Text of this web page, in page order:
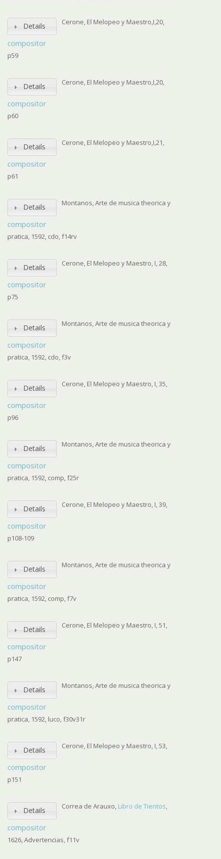
Details
compositor
Cerone, El Melopeo y Maestro,I,20,
p59
Details
compositor
Cerone, El Melopeo y Maestro,I,20,
p60
Details
compositor
Cerone, El Melopeo y Maestro,I,21,
p61
Details
compositor
Montanos, Arte de musica theorica y
pratica, 1592, cdo, f14rv
Details
compositor
Cerone, El Melopeo y Maestro, I, 28,
p75
Details
compositor
Montanos, Arte de musica theorica y
pratica, 1592, cdo, f3v
Details
compositor
Cerone, El Melopeo y Maestro, I, 35,
p96
Details
compositor
Montanos, Arte de musica theorica y
pratica, 1592, comp, f25r
Details
compositor
Cerone, El Melopeo y Maestro, I, 39,
p108-109
Details
compositor
Montanos, Arte de musica theorica y
pratica, 1592, comp, f7v
Details
compositor
Cerone, El Melopeo y Maestro, I, 51,
p147
Details
compositor
Montanos, Arte de musica theorica y
pratica, 1592, luco, f30v31r
Details
compositor
Cerone, El Melopeo y Maestro, I, 53,
p151
Details
compositor
Correa de Arauxo, Libro de Tientos,
1626, Advertencias, f11v